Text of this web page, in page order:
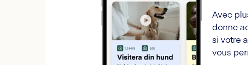
Avec
donne
si votre
vous